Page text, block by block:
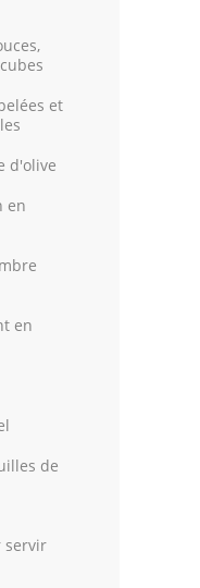
et
d'olive
en
en
de
servir